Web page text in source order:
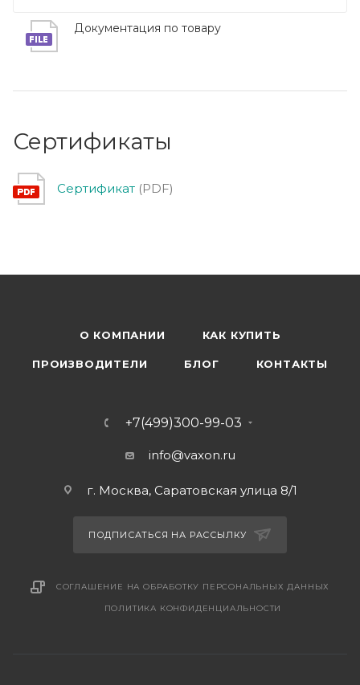
Документация по товару
Сертификаты
Сертификат (PDF)
О КОМПАНИИ КАК КУПИТЬ
ПРОИЗВОДИТЕЛИ БЛОГ КОНТАКТЫ
+7(499)300-99-03
info@vaxon.ru
г. Москва, Саратовская улица 8/1
ПОДПИСАТЬСЯ НА РАССЫЛКУ
СОГЛАШЕНИЕ НА ОБРАБОТКУ ПЕРСОНАЛЬНЫХ ДАННЫХ
ПОЛИТИКА КОНФИДЕНЦИАЛЬНОСТИ